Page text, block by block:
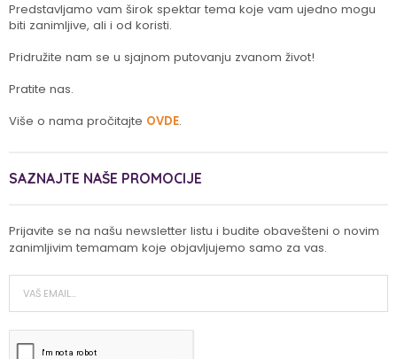
Predstavljamo vam širok spektar tema koje vam ujedno mogu
biti zanimljive, ali i od koristi.
Pridružite nam se u sjajnom putovanju zvanom život!
Pratite nas.
Više o nama pročitajte OVDE.
SAZNAJTE NAŠE PROMOCIJE
Prijavite se na našu newsletter listu i budite obavešteni o novim
zanimljivim temamam koje objavljujemo samo za vas.